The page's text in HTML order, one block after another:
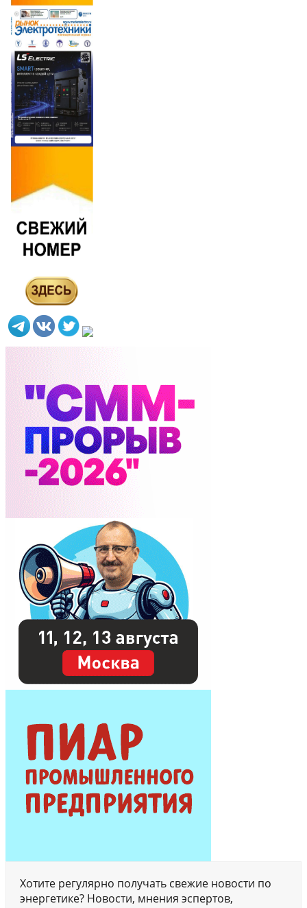
Хотите регулярно получать свежие новости по
энергетике? Новости, мнения эспертов,